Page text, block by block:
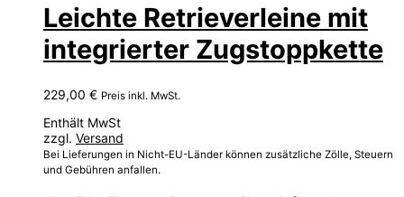
mehrere
Varianten
auf.
Die
können
der
Produktseite
gewählt
werden
Leichte Retrieverleine mit
integrierter Zugstoppkette
229,00 € Preis inkl. MwSt.
Enthält MwSt
zzgl. Versand
Bei Lieferungen in Nicht-EU-Länder können zusätzliche Zölle, Steuern
und Gebühren anfallen.